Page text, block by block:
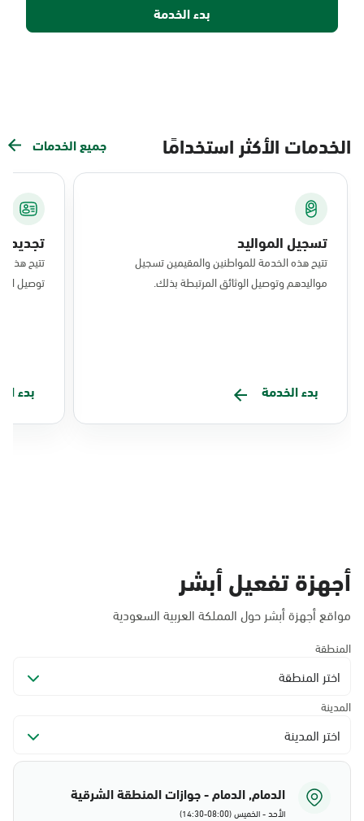
بدء الخدمة
الخدمات الأكثر استخدامًا جميع الخدمات
تسجيل المواليد
تتيح هذه الخدمة للمواطنين والمقيمين تسجيل
مواليدهم وتوصيل الوثائق المرتبطة بذلك.
بدء الخدمة
تجديد
تتيح هذه
توصيل
بدء
أجهزة تفعيل أبشر
مواقع أجهزة أبشر حول المملكة العربية السعودية
المنطقة
اختر المنطقة
المدينة
اختر المدينة
الدمام, الدمام - جوازات المنطقة الشرقية
الأحد - الخميس (08:00-14:30)